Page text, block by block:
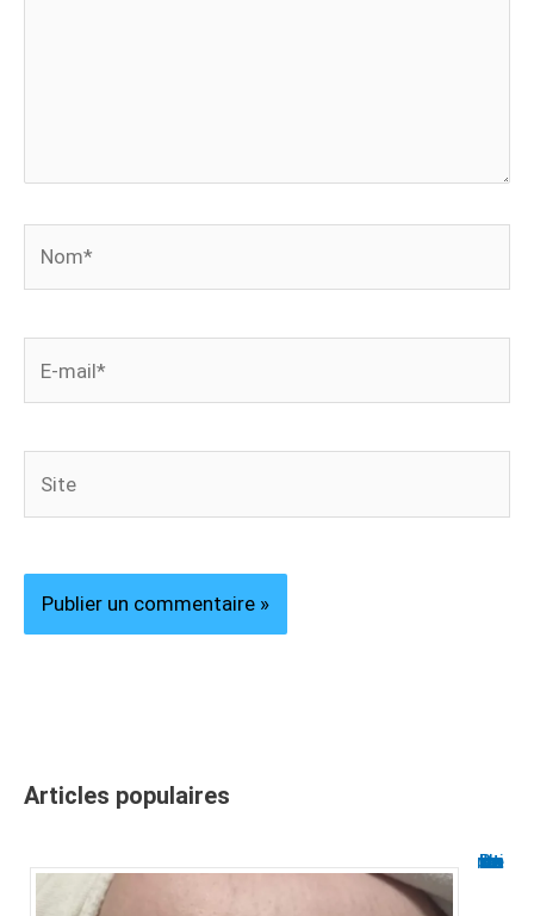
mail*
Articles populaires
Boutons sur le sein : causes et traitements